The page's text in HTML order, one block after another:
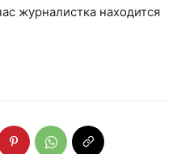
журналистка находится